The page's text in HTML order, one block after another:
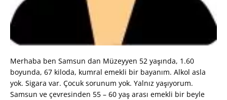
Merhaba ben Samsun dan Müzeyyen 52 yaşında, 1.60
boyunda, 67 kiloda, kumral emekli bir bayanım. Alkol asla
yok. Sigara var. Çocuk sorunum yok. Yalnız yaşıyorum.
Samsun ve çevresinden 55 – 60 yaş arası emekli bir beyle